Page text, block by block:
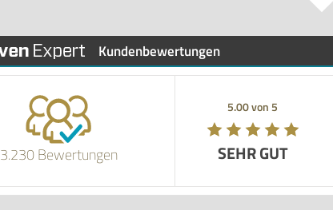
Kundenbewertungen
3.230 Bewertungen
5.00 von 5
SEHR GUT